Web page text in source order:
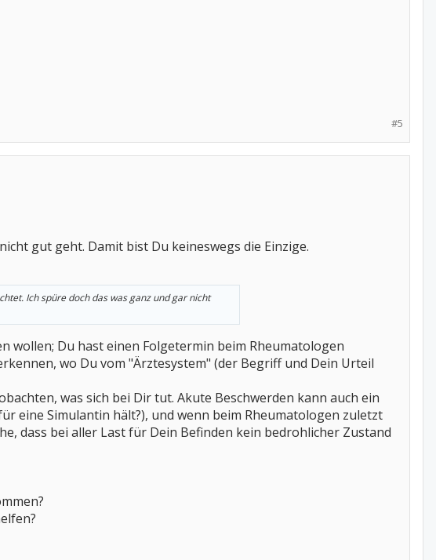
#5
gut geht. Damit bist Du keineswegs die Einzige.
Ich spüre doch das was ganz und gar nicht
wollen; Du hast einen Folgetermin beim Rheumatologen
wo Du vom "Ärztesystem" (der Begriff und Dein Urteil
was sich bei Dir tut. Akute Beschwerden kann auch ein
eine Simulantin hält?), und wenn beim Rheumatologen zuletzt
dass bei aller Last für Dein Befinden kein bedrohlicher Zustand